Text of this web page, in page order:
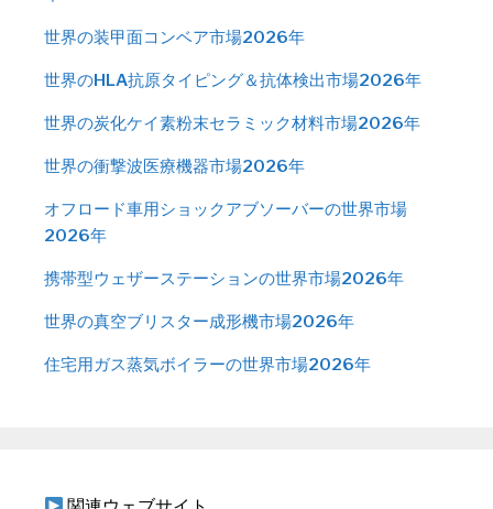
世界の装甲面コンベア市場2026年
世界のHLA抗原タイピング＆抗体検出市場2026年
世界の炭化ケイ素粉末セラミック材料市場2026年
世界の衝撃波医療機器市場2026年
オフロード車用ショックアブソーバーの世界市場
2026年
携帯型ウェザーステーションの世界市場2026年
世界の真空ブリスター成形機市場2026年
住宅用ガス蒸気ボイラーの世界市場2026年